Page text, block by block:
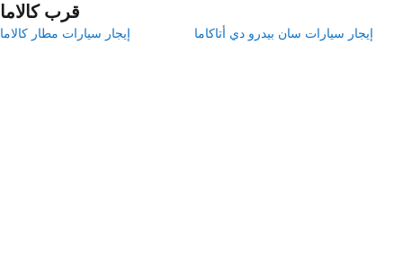
قرب كالاما
إيجار سيارات مطار كالاما إيجار سيارات سان بيدرو دي أتاكاما